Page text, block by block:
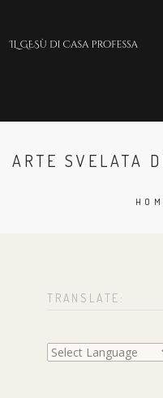
main
ARTE SVELATA
TRANSLATE: